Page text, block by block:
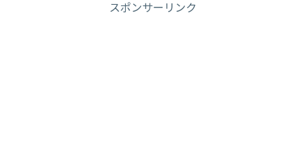
スポンサーリンク